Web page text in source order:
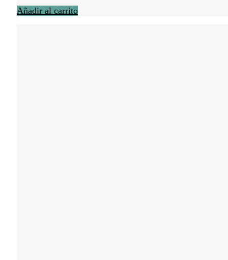
Añadir al carrito